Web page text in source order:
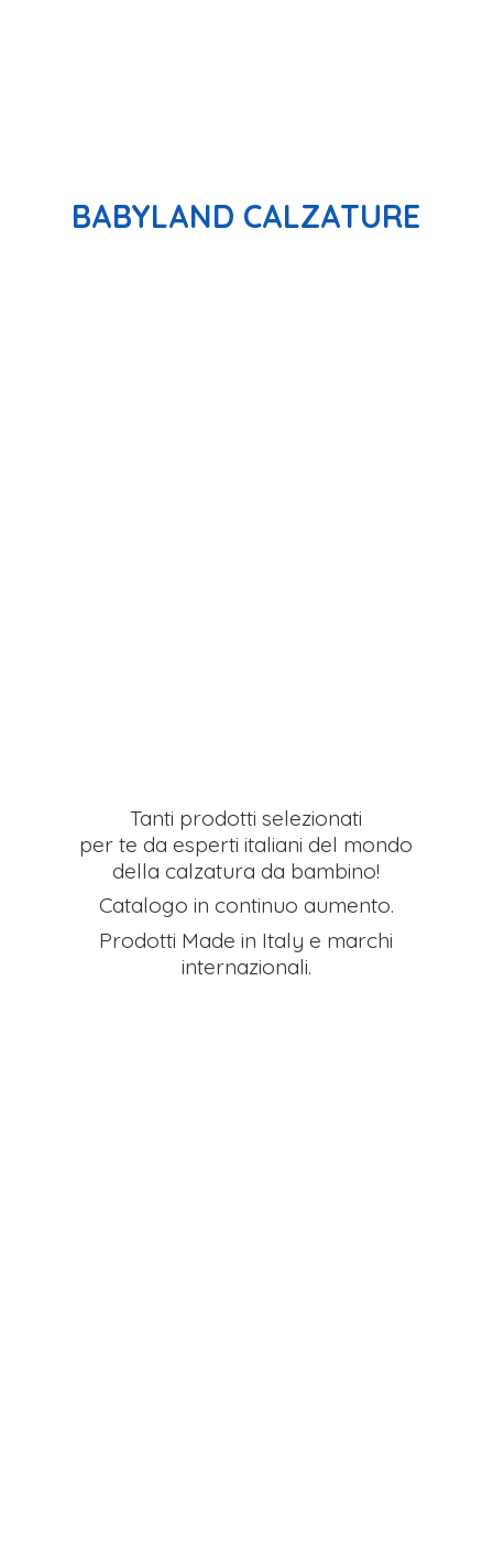
BABYLAND CALZATURE
Tanti prodotti selezionati
per te da esperti italiani del mondo
della calzatura da bambino!
Catalogo in continuo aumento.
Prodotti Made in Italy e marchi
internazionali.